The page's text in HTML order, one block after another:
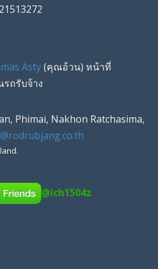
Asty(คุณอ้วน) หน้าที่
รถรับจ้าง
, Phimai, Nakhon Ratchasima,
@ich1504z